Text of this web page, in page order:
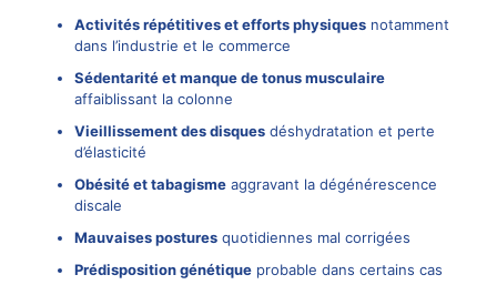
Activités répétitives et efforts physiquesnotamment
dans l’industrie et le commerce
Sédentarité et manque de tonus musculaire
affaiblissant la colonne
Vieillissement des disquesdéshydratation et perte
d’élasticité
Obésité et tabagismeaggravant la dégénérescence
discale
Mauvaises posturesquotidiennes mal corrigées
Prédisposition génétiqueprobable dans certains cas